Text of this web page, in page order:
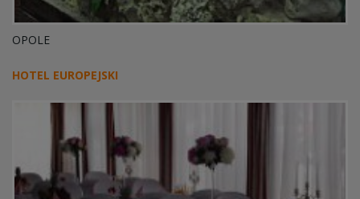
OPOLE
HOTEL EUROPEJSKI